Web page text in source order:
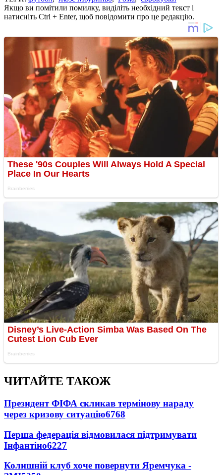
Якщо ви помітили помилку, виділіть необхідний текст і
натисніть Ctrl + Enter, щоб повідомити про це редакцію.
ЧИТАЙТЕ ТАКОЖ
Президент ФІФА скликав термінову нараду
через кризову ситуацію6768
Перша федерація відмовилася підтримувати
Інфантіно6227
Колишній клуб хоче повернути Яремчука -